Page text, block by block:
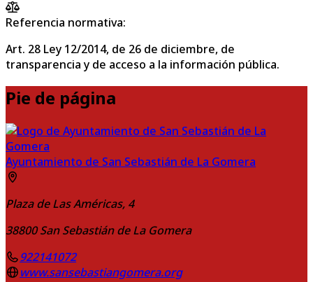
Referencia normativa:
Art. 28 Ley 12/2014, de 26 de diciembre, de
transparencia y de acceso a la información pública.
Pie de página
Ayuntamiento de San Sebastián de La Gomera
Plaza de Las Américas, 4
38800 San Sebastián de La Gomera
922141072
www.sansebastiangomera.org